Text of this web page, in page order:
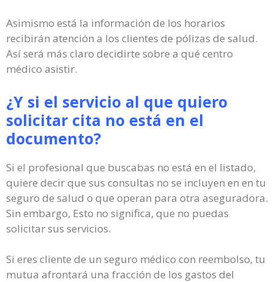
Asimismo está la información de los horarios
recibirán atención a los clientes de pólizas de salud.
Así será más claro decidirte sobre a qué centro
médico asistir.
¿Y si el servicio al que quiero
solicitar cita no está en el
documento?
Si el profesional que buscabas no está en el listado,
quiere decir que sus consultas no se incluyen en en tu
seguro de salud o que operan para otra aseguradora.
Sin embargo, Esto no significa, que no puedas
solicitar sus servicios.
Si eres cliente de un seguro médico con reembolso, tu
mutua afrontará una fracción de los gastos del